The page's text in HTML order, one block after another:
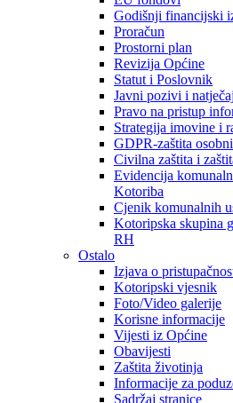
Godišnji financijski
Proračun
Prostorni plan
Revizija Općine
Statut i Poslovnik
Javni pozivi i
Pravo na pristup
Strategija imovine i
GDPR-zaštita
Civilna zaštita i
Evidencija
Kotoriba
Cjenik komunalnih
Kotoripska skupina
RH
Ostalo
Izjava o
Kotoripski vjesnik
Foto/Video galerije
Korisne informacije
Vijesti iz Općine
Obavijesti
Zaštita životinja
Informacije za
Sadržaj stranice